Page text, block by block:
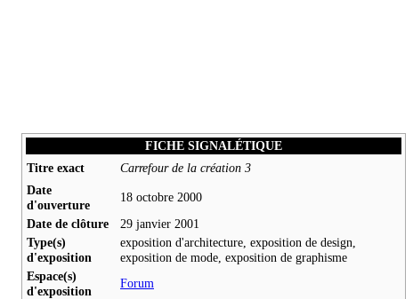
FICHE SIGNALÉTIQUE
Titre exact
Carrefour de la création 3
Date
d'ouverture
18 octobre 2000
Date de clôture
29 janvier 2001
Type(s)
d'exposition
exposition d'architecture, exposition de design,
exposition de mode, exposition de graphisme
Espace(s)
d'exposition
Forum